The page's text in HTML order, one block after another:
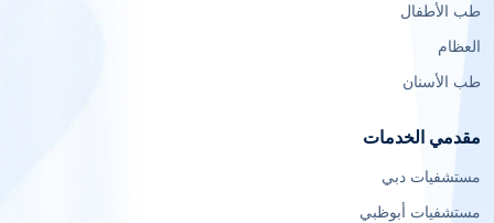
طب الأطفال
العظام
طب الأسنان
مقدمي الخدمات
مستشفيات دبي
مستشفيات أبوظبي